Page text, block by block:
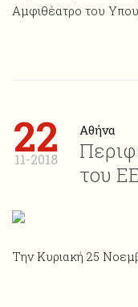
Αμφιθέατρο του
22
11-2018
Αθήνα
του
Την Κυριακή 25